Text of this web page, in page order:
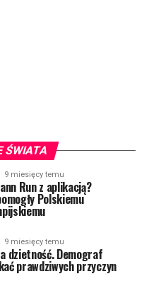
ŚWIATA
9 miesięcy temu
Run z aplikacją?
Polskiemu
9 miesięcy temu
dzietność. Demograf
prawdziwych przyczyn